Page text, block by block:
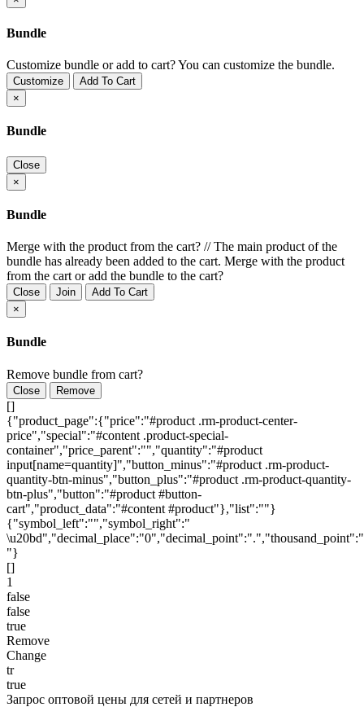
Bundle
Customize bundle or add to cart?You can customize the bundle.
Customize
Add To Cart
×
Bundle
Close
×
Bundle
Merge with the product from the cart? //The main product of the
bundle has already been added to the cart. Merge with the product
from the cart or add the bundle to the cart?
Close Join
Add To Cart
×
Bundle
Remove bundle from cart?
Close Remove
[]
{"product_page":{"price":"#product .rm-product-center-
price","special":"#content .product-special-
container","price_parent":"","quantity":"#product
input[name=quantity]","button_minus":"#product .rm-product-
quantity-btn-minus","button_plus":"#product .rm-product-quantity-
btn-plus","button":"#product #button-
cart","product_data":"#content #product"},"list":""}
{"symbol_left":"","symbol_right":"
\u20bd","decimal_place":"0","decimal_point":".","thousand_point":"
"}
[]
1
false
false
true
Remove
Change
tr
true
Запрос оптовой цены для сетей и партнеров